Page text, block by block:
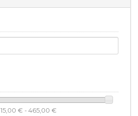
15,00 € - 465,00 €